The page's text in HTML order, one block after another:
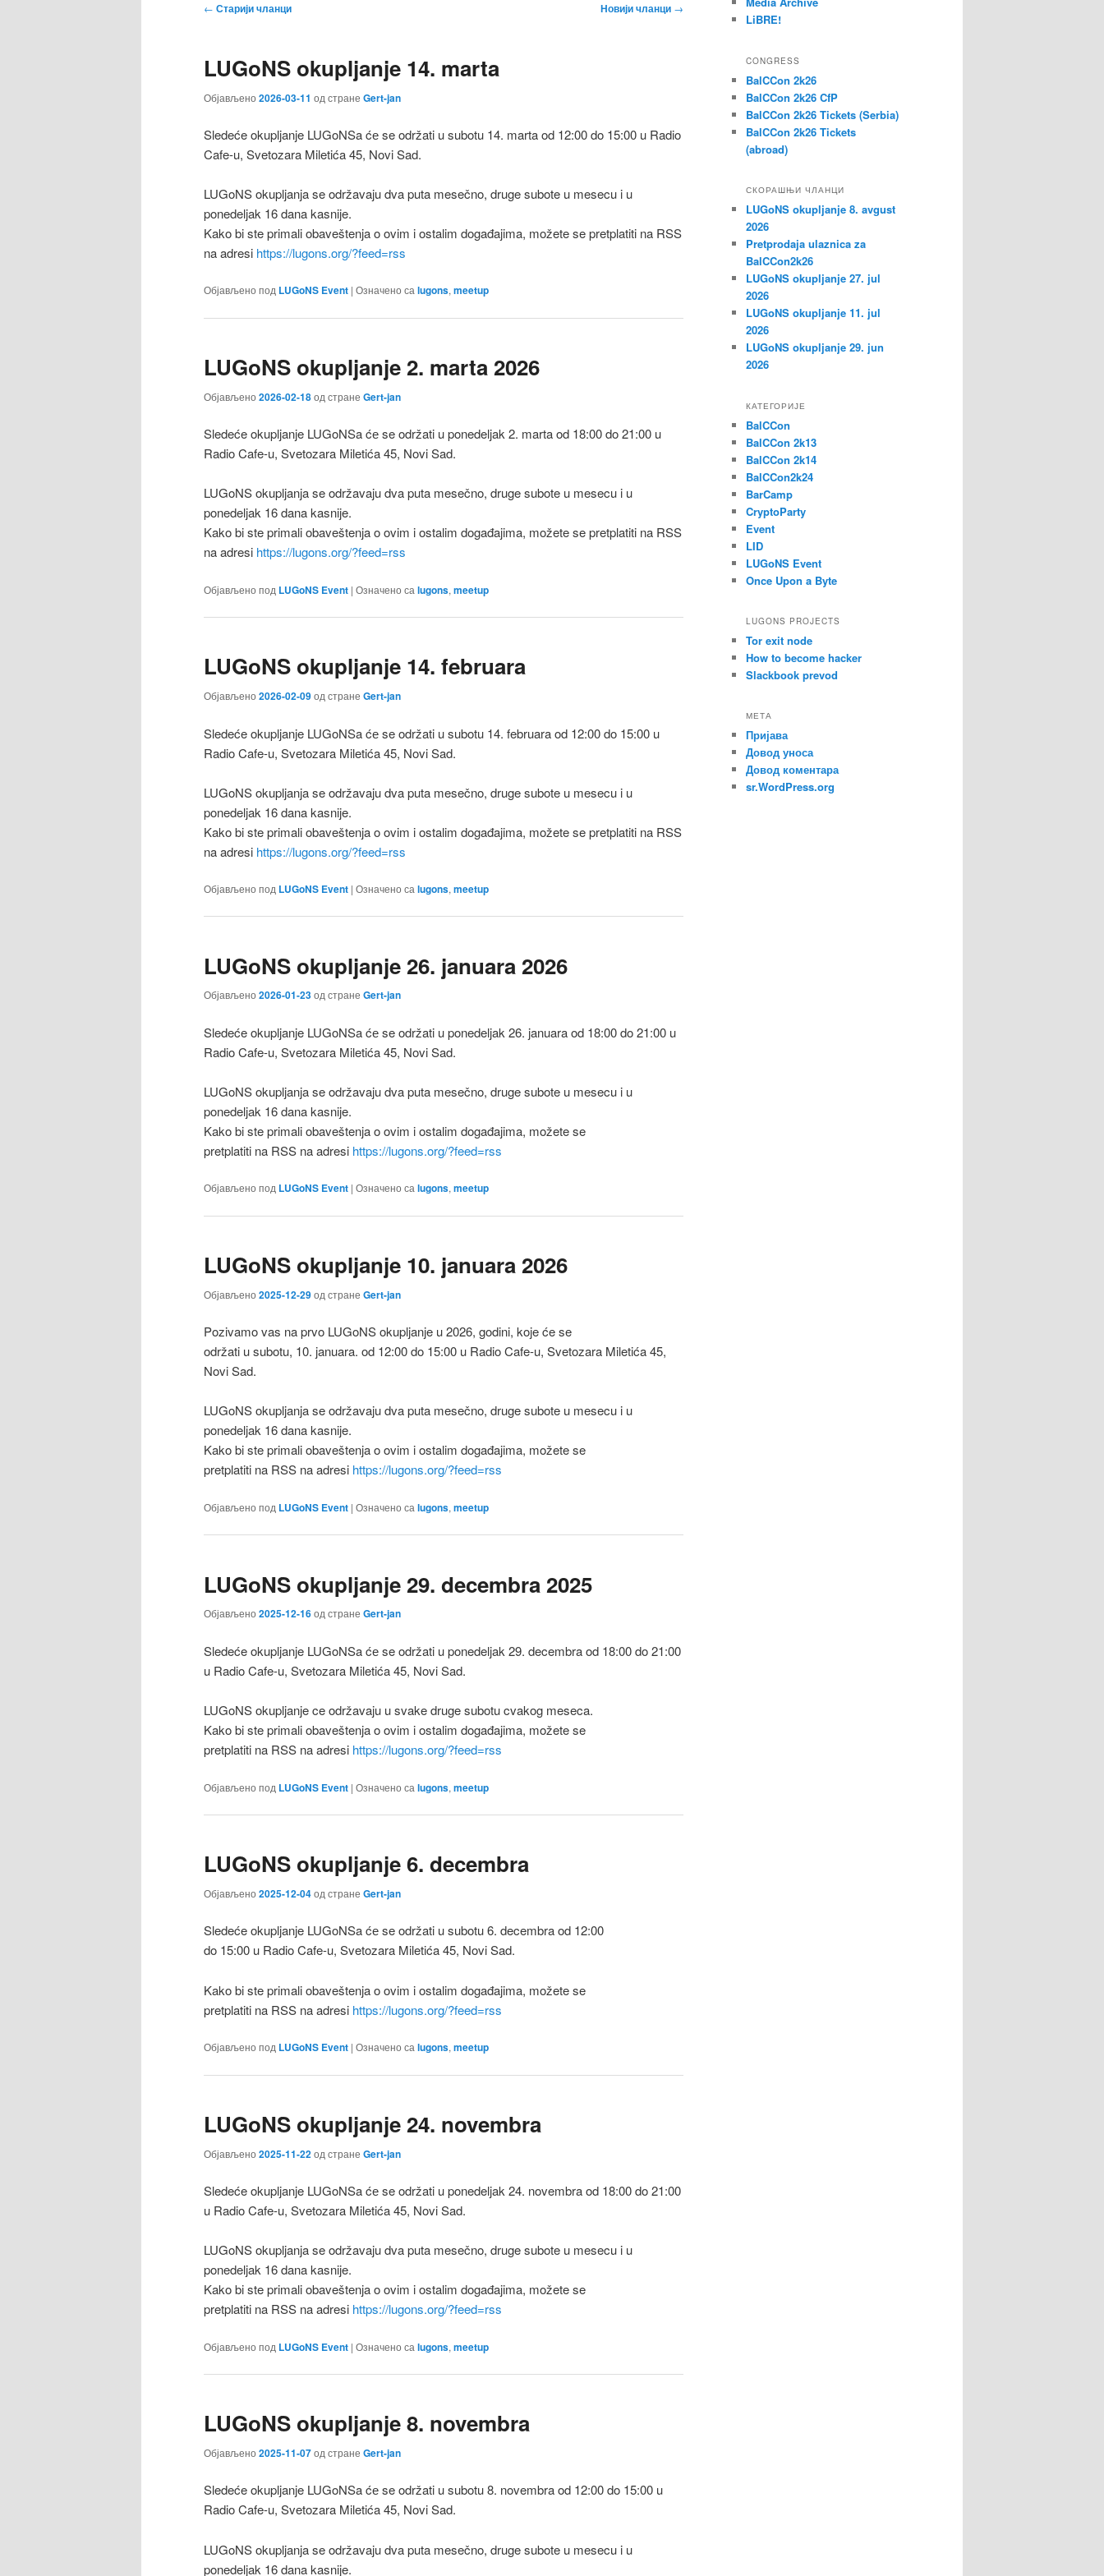
Кретање
← Старији чланци Новији чланци →
LUGoNS okupljanje 14. marta
Објављено 2026-03-11 од стране Gert-jan
Sledeće okupljanje LUGoNSa ćе se održati u subotu 14. marta od 12:00 do 15:00 u Radio
Cafe-u, Svetozara Miletića 45, Novi Sad.
LUGoNS okupljanja se održavaju dva puta mesečno, druge subote u mesecu i u
ponedeljak 16 dana kasnije.
Kako bi ste primali obaveštenja o ovim i ostalim događajima, možete se pretplatiti na RSS
na adresi https://lugons.org/?feed=rss
Објављено под LUGoNS Event | Означено са lugons, meetup
LUGoNS okupljanje 2. marta 2026
Објављено 2026-02-18од стране Gert-jan
Sledeće okupljanje LUGoNSa ćе se održati u ponedeljak 2. marta od 18:00 do 21:00 u
Radio Cafe-u, Svetozara Miletića 45, Novi Sad.
LUGoNS okupljanja se održavaju dva puta mesečno, druge subote u mesecu i u
ponedeljak 16 dana kasnije.
Kako bi ste primali obaveštenja o ovim i ostalim događajima, možete se pretplatiti na RSS
na adresi https://lugons.org/?feed=rss
Објављено под LUGoNS Event | Означено са lugons, meetup
LUGoNS okupljanje 14. februara
Објављено 2026-02-09од стране Gert-jan
Sledeće okupljanje LUGoNSa ćе se održati u subotu 14. februara od 12:00 do 15:00 u
Radio Cafe-u, Svetozara Miletića 45, Novi Sad.
LUGoNS okupljanja se održavaju dva puta mesečno, druge subote u mesecu i u
ponedeljak 16 dana kasnije.
Kako bi ste primali obaveštenja o ovim i ostalim događajima, možete se pretplatiti na RSS
na adresi https://lugons.org/?feed=rss
Објављено под LUGoNS Event | Означено са lugons, meetup
LUGoNS okupljanje 26. januara 2026
Објављено 2026-01-23од стране Gert-jan
Sledeće okupljanje LUGoNSa ćе se održati u ponedeljak 26. januara od 18:00 do 21:00 u
Radio Cafe-u, Svetozara Miletića 45, Novi Sad.
LUGoNS okupljanja se održavaju dva puta mesečno, druge subote u mesecu i u
ponedeljak 16 dana kasnije.
Kako bi ste primali obaveštenja o ovim i ostalim događajima, možete se
pretplatiti na RSS na adresi https://lugons.org/?feed=rss
Објављено под LUGoNS Event | Означено са lugons, meetup
LUGoNS okupljanje 10. januara 2026
Објављено 2025-12-29од стране Gert-jan
Pozivamo vas na prvo LUGoNS okupljanje u 2026, godini, koje će se
održati u subotu, 10. januara. od 12:00 do 15:00 u Radio Cafe-u, Svetozara Miletića 45,
Novi Sad.
LUGoNS okupljanja se održavaju dva puta mesečno, druge subote u mesecu i u
ponedeljak 16 dana kasnije.
Kako bi ste primali obaveštenja o ovim i ostalim događajima, možete se
pretplatiti na RSS na adresi https://lugons.org/?feed=rss
Објављено под LUGoNS Event | Означено са lugons, meetup
LUGoNS okupljanje 29. decembra 2025
Објављено 2025-12-16од стране Gert-jan
Sledeće okupljanje LUGoNSa ćе se održati u ponedeljak 29. decembra od 18:00 do 21:00
u Radio Cafe-u, Svetozara Miletića 45, Novi Sad.
LUGoNS okupljanje ce održavaju u svake druge subotu cvakog meseca.
Kako bi ste primali obaveštenja o ovim i ostalim događajima, možete se
pretplatiti na RSS na adresi https://lugons.org/?feed=rss
Објављено под LUGoNS Event | Означено са lugons, meetup
LUGoNS okupljanje 6. decembra
Објављено 2025-12-04од стране Gert-jan
Sledeće okupljanje LUGoNSa ćе se održati u subotu 6. decembra od 12:00
do 15:00 u Radio Cafe-u, Svetozara Miletića 45, Novi Sad.
Kako bi ste primali obaveštenja o ovim i ostalim događajima, možete se
pretplatiti na RSS na adresi https://lugons.org/?feed=rss
Објављено под LUGoNS Event | Означено са lugons, meetup
LUGoNS okupljanje 24. novembra
Објављено 2025-11-22од стране Gert-jan
Sledeće okupljanje LUGoNSa ćе se održati u ponedeljak 24. novembra od 18:00 do 21:00
u Radio Cafe-u, Svetozara Miletića 45, Novi Sad.
LUGoNS okupljanja se održavaju dva puta mesečno, druge subote u mesecu i u
ponedeljak 16 dana kasnije.
Kako bi ste primali obaveštenja o ovim i ostalim događajima, možete se
pretplatiti na RSS na adresi https://lugons.org/?feed=rss
Објављено под LUGoNS Event | Означено са lugons, meetup
LUGoNS okupljanje 8. novembra
Објављено 2025-11-07од стране Gert-jan
Sledeće okupljanje LUGoNSa ćе se održati u subotu 8. novembra od 12:00 do 15:00 u
Radio Cafe-u, Svetozara Miletića 45, Novi Sad.
LUGoNS okupljanja se održavaju dva puta mesečno, druge subote u mesecu i u
ponedeljak 16 dana kasnije.
LiBRE!
CONGRESS
BalCCon 2k26
BalCCon 2k26 CfP
BalCCon 2k26 Tickets (Serbia)
BalCCon 2k26 Tickets
(abroad)
СКОРАШЊИ ЧЛАНЦИ
LUGoNS okupljanje 8. avgust
2026
Pretprodaja ulaznica za
BalCCon2k26
LUGoNS okupljanje 27. jul
2026
LUGoNS okupljanje 11. jul
2026
LUGoNS okupljanje 29. jun
2026
КАТЕГОРИЈЕ
BalCCon
BalCCon 2k13
BalCCon 2k14
BalCCon2k24
BarCamp
CryptoParty
Event
LID
LUGoNS Event
Once Upon a Byte
LUGONS PROJECTS
Tor exit node
How to become hacker
Slackbook prevod
МЕТА
Пријава
Довод уноса
Довод коментара
sr.WordPress.org